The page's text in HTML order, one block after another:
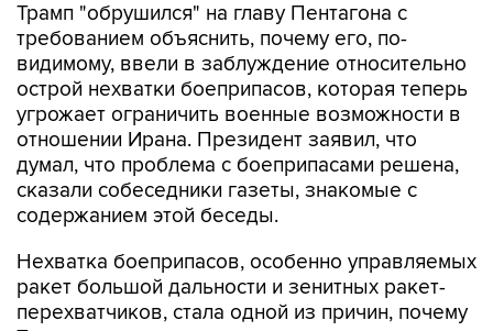
Трамп "обрушился" на главу Пентагона с
требованием объяснить, почему его, по-
видимому, ввели в заблуждение относительно
острой нехватки боеприпасов, которая теперь
угрожает ограничить военные возможности в
отношении Ирана. Президент заявил, что
думал, что проблема с боеприпасами решена,
сказали собеседники газеты, знакомые с
содержанием этой беседы.
Нехватка боеприпасов, особенно управляемых
ракет большой дальности и зенитных ракет-
перехватчиков, стала одной из причин, почему